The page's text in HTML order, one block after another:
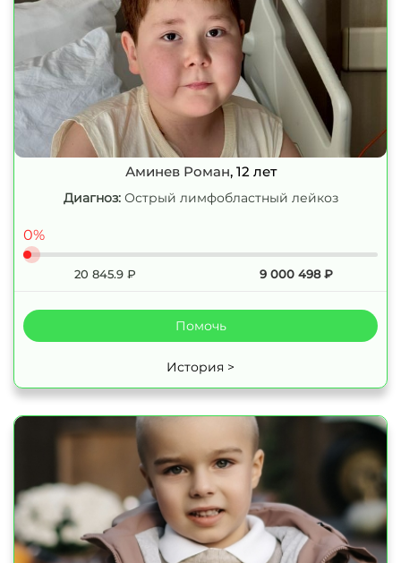
Аминев Роман, 12 лет
Диагноз: Острый лимфобластный лейкоз
0%
20 845.9 ₽ 9 000 498₽
Помочь
История >